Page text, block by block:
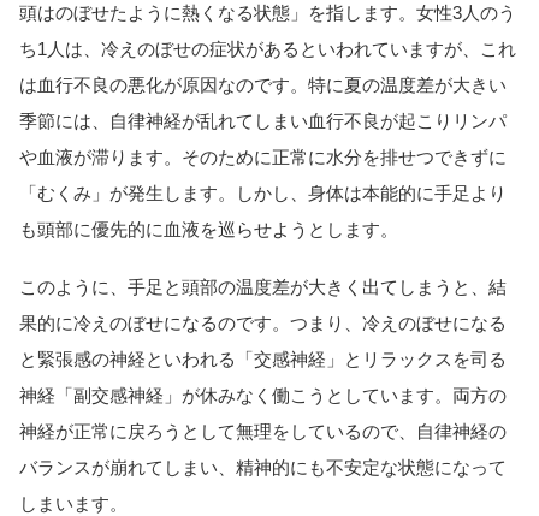
頭はのぼせたように熱くなる状態」を指します。女性3人のう
ち1人は、冷えのぼせの症状があるといわれていますが、これ
は血行不良の悪化が原因なのです。特に夏の温度差が大きい
季節には、自律神経が乱れてしまい血行不良が起こりリンパ
や血液が滞ります。そのために正常に水分を排せつできずに
「むくみ」が発生します。しかし、身体は本能的に手足より
も頭部に優先的に血液を巡らせようとします。
このように、手足と頭部の温度差が大きく出てしまうと、結
果的に冷えのぼせになるのです。つまり、冷えのぼせになる
と緊張感の神経といわれる「交感神経」とリラックスを司る
神経「副交感神経」が休みなく働こうとしています。両方の
神経が正常に戻ろうとして無理をしているので、自律神経の
バランスが崩れてしまい、精神的にも不安定な状態になって
しまいます。